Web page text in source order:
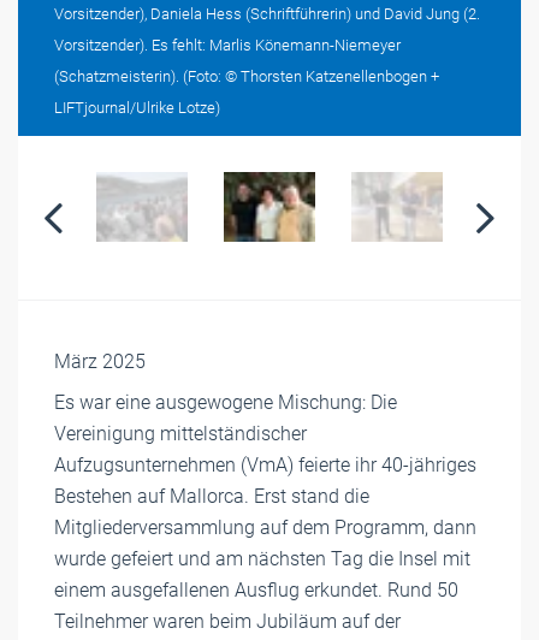
Vorsitzender), Daniela Hess (Schriftführerin) und David Jung (2.
Vorsitzender). Es fehlt: Marlis Könemann-Niemeyer
(Schatzmeisterin). (Foto: © Thorsten Katzenellenbogen +
LIFTjournal/Ulrike Lotze)
März 2025
Es war eine ausgewogene Mischung: Die
Vereinigung mittelständischer
Aufzugsunternehmen (VmA) feierte ihr 40-jähriges
Bestehen auf Mallorca. Erst stand die
Mitgliederversammlung auf dem Programm, dann
wurde gefeiert und am nächsten Tag die Insel mit
einem ausgefallenen Ausflug erkundet. Rund 50
Teilnehmer waren beim Jubiläum auf der